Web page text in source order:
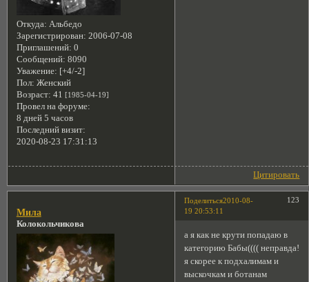
Откуда: Альбедо
Зарегистрирован: 2006-07-08
Приглашений: 0
Сообщений: 8090
Уважение: [+4/-2]
Пол: Женский
Возраст: 41 [1985-04-19]
Провел на форуме:
8 дней 5 часов
Последний визит:
2020-08-23 17:31:13
Цитировать
Поделиться 123
2010-08-
19 20:53:11
Мила
Колокольчикова
а я как не крути попадаю в
категорию Бабы(((( неправда!
я скорее к подхалимам и
выскочкам и ботанам